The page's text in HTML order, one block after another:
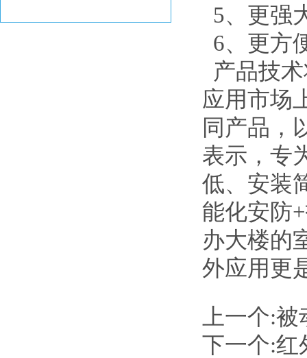
5、更强
6、更方
产品技
应用市场
同产品，
表示，专
低、安装
能化安防
办大楼的
外应用更
上一个:被
下一个:红